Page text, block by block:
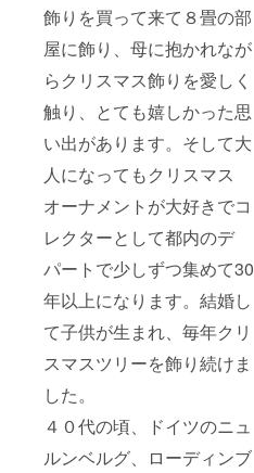
飾りを買って来て８畳の部
屋に飾り、母に抱かれなが
らクリスマス飾りを愛しく
触り、とても嬉しかった思
い出があります。そして大
人になってもクリスマス
オーナメントが大好きでコ
レクターとして都内のデ
パートで少しずつ集めて30
年以上になります。結婚し
て子供が生まれ、毎年クリ
スマスツリーを飾り続けま
した。
４０代の頃、ドイツのニュ
ルンベルグ、ローディンブ